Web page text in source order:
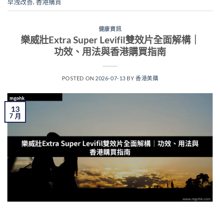
健康資訊
樂威壯Extra Super Levifil雙效片全面解構｜
功效、用法與香港購買指南
POSTED ON 2026-07-13 BY香港美購
13
7 月